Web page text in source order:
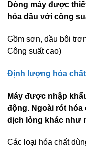
Dòng máy được
hóa dầu với công
Gồm sơn, dầu bôi
Công suất cao)
Định lượng hóa
Máy được nhập
động. Ngoài rót hóa
dịch lỏng khác như
Các loại hóa chất